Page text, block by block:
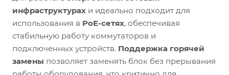
инфраструктурах и идеально подходит для
использования в PoE-сетях, обеспечивая
стабильную работу коммутаторов и
подключенных устройств. Поддержка горячей
замены позволяет заменять блок без прерывания